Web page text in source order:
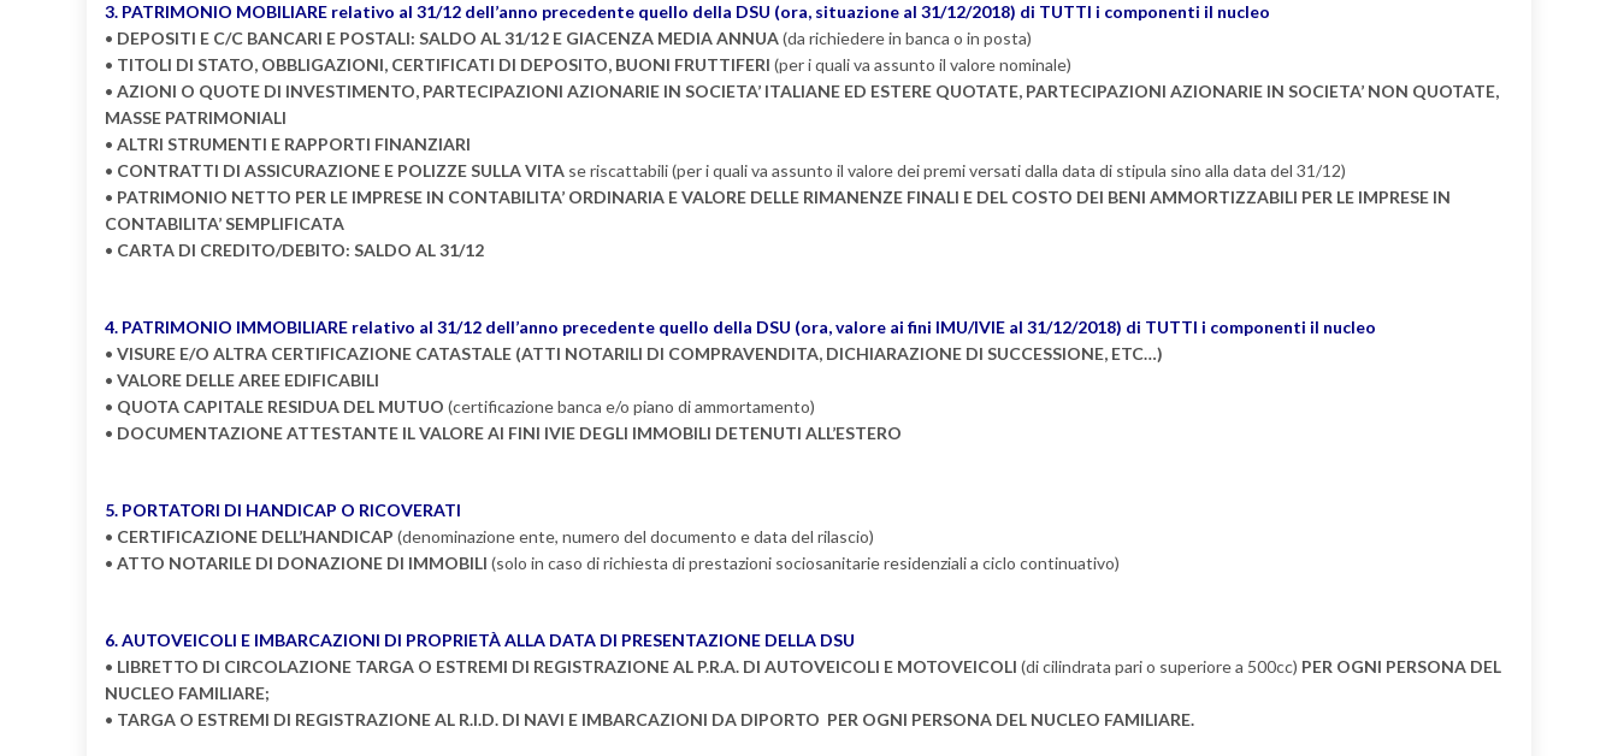
3. PATRIMONIO MOBILIARE relativo al 31/12 dell’anno precedente quello della DSU (ora, situazione al 31/12/2018) di TUTTI i componenti il nucleo
• DEPOSITI E C/C BANCARI E POSTALI: SALDO AL 31/12 E GIACENZA MEDIA ANNUA(da richiedere in banca o in posta)
• TITOLI DI STATO, OBBLIGAZIONI, CERTIFICATI DI DEPOSITO, BUONI FRUTTIFERI (per i quali va assunto il valore nominale)
• AZIONI O QUOTE DI INVESTIMENTO, PARTECIPAZIONI AZIONARIE IN SOCIETA’ ITALIANE ED ESTERE QUOTATE, PARTECIPAZIONI AZIONARIE IN SOCIETA’ NON QUOTATE,
MASSE PATRIMONIALI
• ALTRI STRUMENTI E RAPPORTI FINANZIARI
• CONTRATTI DI ASSICURAZIONE E POLIZZE SULLA VITA se riscattabili (per i quali va assunto il valore dei premi versati dalla data di stipula sino alla data del 31/12)
• PATRIMONIO NETTO PER LE IMPRESE IN CONTABILITA’ ORDINARIA E VALORE DELLE RIMANENZE FINALI E DEL COSTO DEI BENI AMMORTIZZABILI PER LE IMPRESE IN
CONTABILITA’ SEMPLIFICATA
• CARTA DI CREDITO/DEBITO: SALDO AL 31/12
4. PATRIMONIO IMMOBILIARE relativo al 31/12 dell’anno precedente quello della DSU (ora, valore ai fini IMU/IVIE al 31/12/2018) di TUTTI i componenti il nucleo
• VISURE E/O ALTRA CERTIFICAZIONE CATASTALE (ATTI NOTARILI DI COMPRAVENDITA, DICHIARAZIONE DI SUCCESSIONE, ETC…)
• VALORE DELLE AREE EDIFICABILI
• QUOTA CAPITALE RESIDUA DEL MUTUO (certificazione banca e/o piano di ammortamento)
• DOCUMENTAZIONE ATTESTANTE IL VALORE AI FINI IVIE DEGLI IMMOBILI DETENUTI ALL’ESTERO
5. PORTATORI DI HANDICAP O RICOVERATI
• CERTIFICAZIONE DELL’HANDICAP (denominazione ente, numero del documento e data del rilascio)
• ATTO NOTARILE DI DONAZIONE DI IMMOBILI (solo in caso di richiesta di prestazioni sociosanitarie residenziali a ciclo continuativo)
6. AUTOVEICOLI E IMBARCAZIONI DI PROPRIETÀ ALLA DATA DI PRESENTAZIONE DELLA DSU
• LIBRETTO DI CIRCOLAZIONE TARGA O ESTREMI DI REGISTRAZIONE AL P.R.A. DI AUTOVEICOLI E MOTOVEICOLI (di cilindrata pari o superiore a 500cc) PER OGNI PERSONA DEL
NUCLEO FAMILIARE;
• TARGA O ESTREMI DI REGISTRAZIONE AL R.I.D. DI NAVI E IMBARCAZIONI DA DIPORTO PER OGNI PERSONA DEL NUCLEO FAMILIARE.